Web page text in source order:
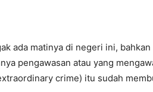
ada matinya di negeri ini,
pengawasan atau yang
crime) itu sudah